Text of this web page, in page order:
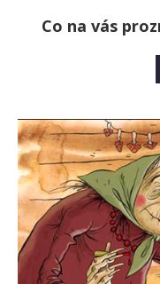
Co na vás